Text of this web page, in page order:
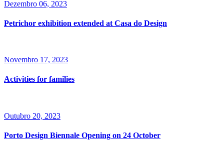
Dezembro 06, 2023
Petrichor exhibition extended at Casa do Design
Novembro 17, 2023
Activities for families
Outubro 20, 2023
Porto Design Biennale Opening on 24 October